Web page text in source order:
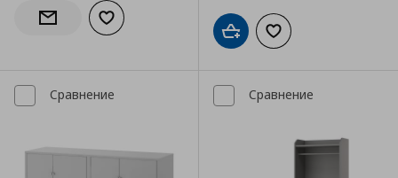
Информирай ме за наличност
Добави към списъка с любими
Добави в кошницата
Добави към
Сравнение Сравнение